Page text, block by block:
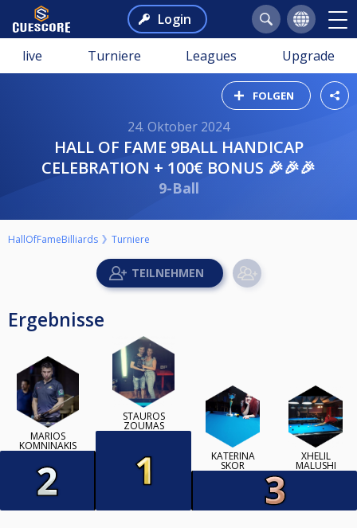
Login
live Turniere Leagues Upgrade
FOLGEN
24. Oktober 2024
HALL OF FAME 9BALL HANDICAP
CELEBRATION + 100€ BONUS 🎉🎉🎉
9-Ball
HallOfFameBilliards Turniere
Ergebnisse
MARIOS
KOMNINAKIS
STAUROS
ZOUMAS
KATERINA
SKOR
XHELIL
MALUSHI